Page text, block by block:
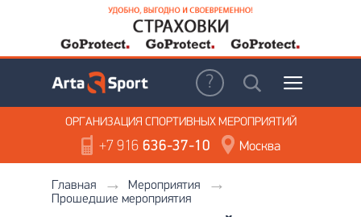
ОРГАНИЗАЦИЯ СПОРТИВНЫХ МЕРОПРИЯТИЙ
+7 916636-37-10 Москва
Главная
Мероприятия
Прошедшие мероприятия